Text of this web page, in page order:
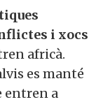
i xocs
africà.
es manté
entren a